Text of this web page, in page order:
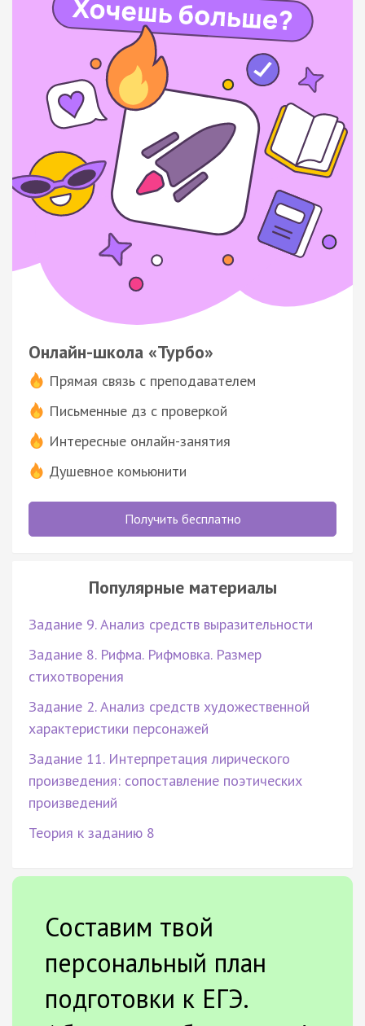
Онлайн-школа «Турбо»
Прямая связь с преподавателем
Письменные дз с проверкой
Интересные онлайн-занятия
Душевное комьюнити
Получить бесплатно
Популярные материалы
Задание 9. Анализ средств выразительности
Задание 8. Рифма. Рифмовка. Размер
стихотворения
Задание 2. Анализ средств художественной
характеристики персонажей
Задание 11. Интерпретация лирического
произведения: сопоставление поэтических
произведений
Теория к заданию 8
Составим твой
персональный план
подготовки к ЕГЭ.